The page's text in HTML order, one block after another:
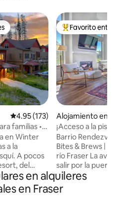
Calificación promedio: 4.95 de
4.95 (173)
familias •
en Winter
a la
A pocos
del
a 30
de 1 hora
Favorito entre
Favorito entre
Alojamiento en
¡Acceso a la
Cabaña de lujo
cerca de
Barrio
Bites & Brews | A
río Fraser La aventura comienza justo al
salir por la puerta
vacacional en
senderos alpinos
escenario para
en alquileres
en Fraser